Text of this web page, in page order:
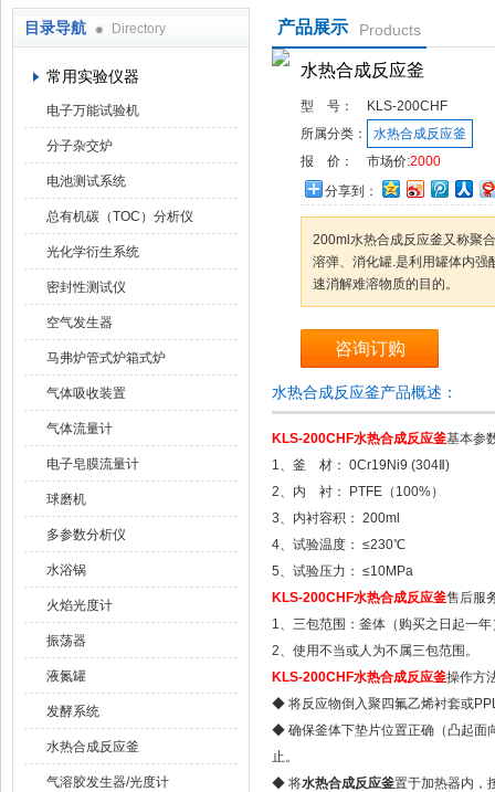
目录导航 Directory
常用实验仪器
电子万能试验机
分子杂交炉
电池测试系统
总有机碳（TOC）分析仪
光化学衍生系统
密封性测试仪
空气发生器
马弗炉管式炉箱式炉
气体吸收装置
气体流量计
电子皂膜流量计
球磨机
多参数分析仪
水浴锅
火焰光度计
振荡器
液氮罐
发酵系统
水热合成反应釜
气溶胶发生器/光度计
产品展示 Products
水热合成反应釜
型 号：
KLS-200CHF
所属分类：
水热合成反应釜
报 价：
市场价:2000
分享到：
200ml水热合成反应釜又称聚
溶弹、消化罐.是利用罐体内强
速消解难溶物质的目的。
咨询订购
水热合成反应釜产品概述：
KLS-200CHF水热合成反应釜基本参
1、釜 材： 0Cr19Ni9 (304Ⅱ)
2、内 衬： PTFE（100%）
3、内衬容积： 200ml
4、试验温度： ≤230℃
5、试验压力： ≤10MPa
KLS-200CHF水热合成反应釜售后服
1、三包范围：釜体（购买之日起一
2、使用不当或人为不属三包范围。
KLS-200CHF水热合成反应釜操作方
◆ 将反应物倒入聚四氟乙烯衬套或
◆ 确保釜体下垫片位置正确（凸起面
止。
◆ 将水热合成反应釜置于加热器内，